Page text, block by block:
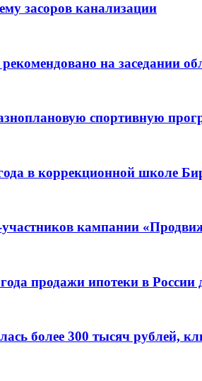
засоров канализации
на заседании
спортивную
в коррекционной школе
кампании
продажи ипотеки в
более 300 тысяч рублей,